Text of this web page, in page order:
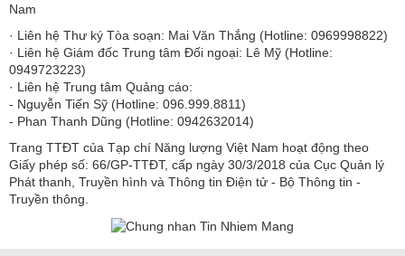
Nam
· Liên hệ Thư ký Tòa soạn: Mai Văn Thắng (Hotline: 0969998822)
· Liên hệ Giám đốc Trung tâm Đối ngoại: Lê Mỹ (Hotline:
0949723223)
· Liên hệ Trung tâm Quảng cáo:
- Nguyễn Tiến Sỹ (Hotline: 096.999.8811)
- Phan Thanh Dũng (Hotline: 0942632014)
Trang TTĐT của Tạp chí Năng lượng Việt Nam hoạt động theo
Giấy phép số: 66/GP-TTĐT, cấp ngày 30/3/2018 của Cục Quản lý
Phát thanh, Truyền hình và Thông tin Điện tử - Bộ Thông tin -
Truyền thông.